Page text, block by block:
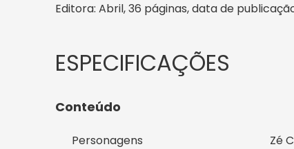
Editora: Abril, 36 páginas, data de
Conteúdo
Personagens Zé